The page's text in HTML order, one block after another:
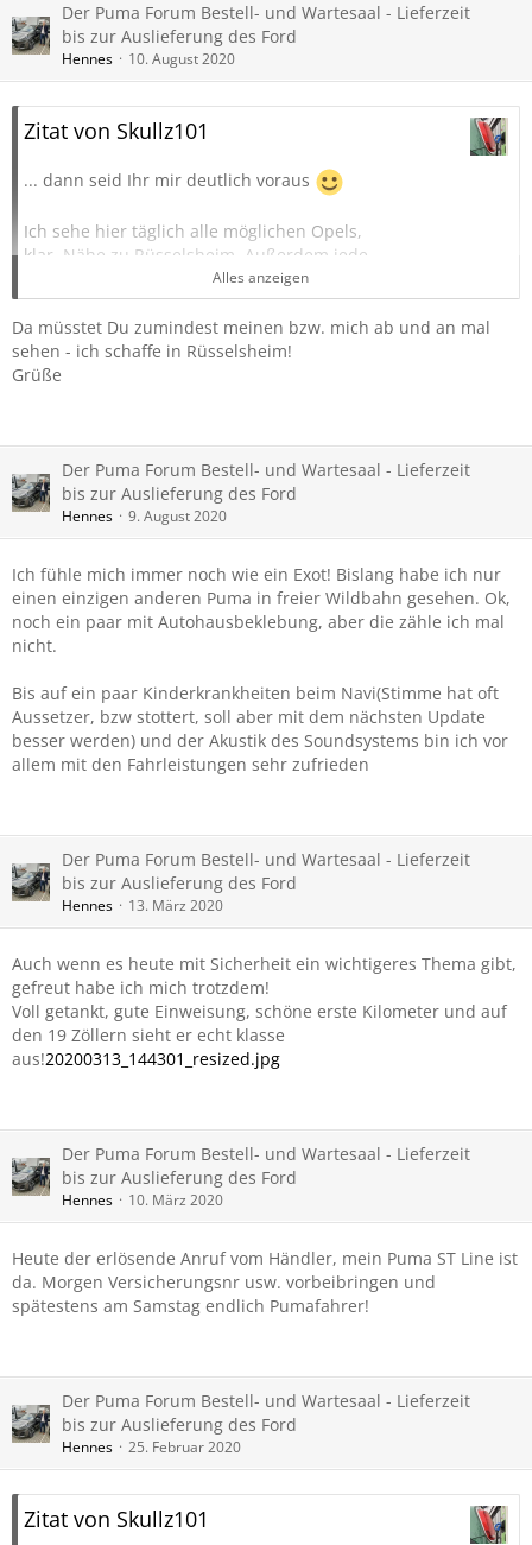
Der Puma Forum Bestell- und Wartesaal - Lieferzeit
bis zur Auslieferung des Ford
Hennes 10. August 2020
Zitat von Skullz101
... dann seid Ihr mir deutlich voraus
Ich sehe hier täglich alle möglichen Opels,
klar, Nähe zu Rüsselsheim. Außerdem jede
Menge T-Roc und T-Cross...
Aber Puma? Fehlanzeige, leider.
Selbst mit Firmenaufschrift sieht man
praktisch nur Fiestas, Focus und Co.
Bitte halte uns auf dem Laufenden, Exot
Alles anzeigen
Da müsstet Du zumindest meinen bzw. mich ab und an mal
sehen - ich schaffe in Rüsselsheim!
Grüße
Der Puma Forum Bestell- und Wartesaal - Lieferzeit
bis zur Auslieferung des Ford
Hennes 9. August 2020
Ich fühle mich immer noch wie ein Exot! Bislang habe ich nur
einen einzigen anderen Puma in freier Wildbahn gesehen. Ok,
noch ein paar mit Autohausbeklebung, aber die zähle ich mal
nicht.
Bis auf ein paar Kinderkrankheiten beim Navi(Stimme hat oft
Aussetzer, bzw stottert, soll aber mit dem nächsten Update
besser werden) und der Akustik des Soundsystems bin ich vor
allem mit den Fahrleistungen sehr zufrieden
Der Puma Forum Bestell- und Wartesaal - Lieferzeit
bis zur Auslieferung des Ford
Hennes 13. März 2020
Auch wenn es heute mit Sicherheit ein wichtigeres Thema gibt,
gefreut habe ich mich trotzdem!
Voll getankt, gute Einweisung, schöne erste Kilometer und auf
den 19 Zöllern sieht er echt klasse
aus!20200313_144301_resized.jpg
Der Puma Forum Bestell- und Wartesaal - Lieferzeit
bis zur Auslieferung des Ford
Hennes 10. März 2020
Heute der erlösende Anruf vom Händler, mein Puma ST Line ist
da. Morgen Versicherungsnr usw. vorbeibringen und
spätestens am Samstag endlich Pumafahrer!
Der Puma Forum Bestell- und Wartesaal - Lieferzeit
bis zur Auslieferung des Ford
Hennes 25. Februar 2020
Zitat von Skullz101